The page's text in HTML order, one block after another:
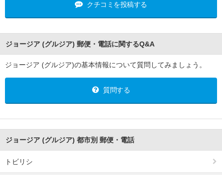
クチコミを投稿する
ジョージア (グルジア) 郵便・電話に関するQ&A
ジョージア (グルジア)の基本情報について質問してみましょう。
質問する
ジョージア (グルジア) 都市別 郵便・電話
トビリシ